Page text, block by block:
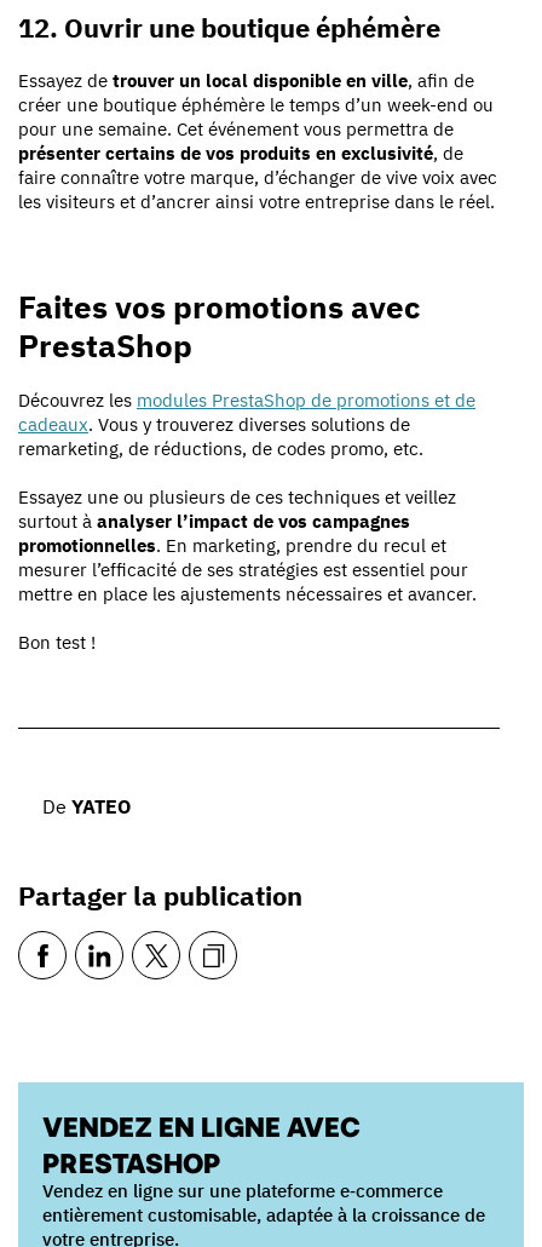
12. Ouvrir une boutique éphémère
Essayez de trouver un local disponible en ville, afin de
créer une boutique éphémère le temps d’un week-end ou
pour une semaine. Cet événement vous permettra de
présenter certains de vos produits en exclusivité, de
faire connaître votre marque, d’échanger de vive voix avec
les visiteurs et d’ancrer ainsi votre entreprise dans le réel.
Faites vos promotions avec
PrestaShop
Découvrez les modules PrestaShop de promotions et de
cadeaux. Vous y trouverez diverses solutions de
remarketing, de réductions, de codes promo, etc.
Essayez une ou plusieurs de ces techniques et veillez
surtout à analyser l’impact de vos campagnes
promotionnelles. En marketing, prendre du recul et
mesurer l’efficacité de ses stratégies est essentiel pour
mettre en place les ajustements nécessaires et avancer.
Bon test !
De YATEO
Partager la publication
VENDEZ EN LIGNE AVEC
PRESTASHOP
Vendez en ligne sur une plateforme e‑commerce
entièrement customisable, adaptée à la croissance de
votre entreprise.